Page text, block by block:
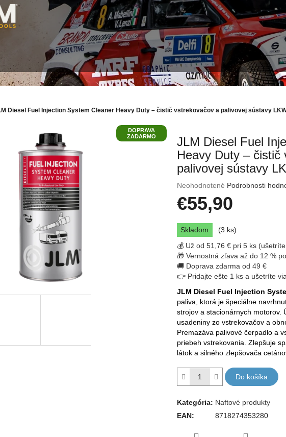
Diesel Fuel Injection System Cleaner Heavy Duty – čistič vstrekovačov a palivovej sústavy
DOPRAVA
ZADARMO
JLM Diesel Fuel
Heavy Duty – čistič
palivovej sústavy
Priemerné
hodnotenie
produktu
0,0
z
5
hviezdičiek.
Neohodnotené Podrobnosti
€55,90
Jednotková
cena:
Skladom
(3 ks)
💰 Už od 51,76 € pri 5 ks
🎁 Vernostná zľava až do 12 %
🚚 Doprava zdarma od 49 €
👉 Pridajte ešte 1 ks a ušetríte
JLM Diesel Fuel Injection
paliva, ktorá je špeciálne
strojov a stacionárnych motorov.
usadeniny zo vstrekovačov a
Premazáva palivové čerpadlo a
priebeh vstrekovania. Zlepšuje
látok a silného zlepšovača
Do košíka
Kategória: Naftové produkty
EAN: 8718274353280